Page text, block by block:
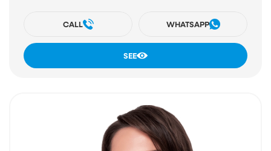
CALL WHATSAPP
SEE